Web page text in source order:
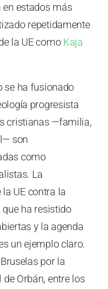
en estados más
repetidamente
la UE como Kaja
se ha fusionado
progresista
cristianas —familia,
son
como
La
UE contra la
que ha resistido
y la agenda
un ejemplo claro.
por la
Orbán, entre los